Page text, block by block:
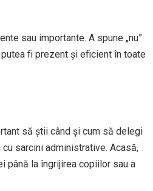
sau importante. A spune „nu”
fi prezent și eficient în toate
să știi când și cum să delegi
sarcini administrative. Acasă,
până la îngrijirea copiilor sau a